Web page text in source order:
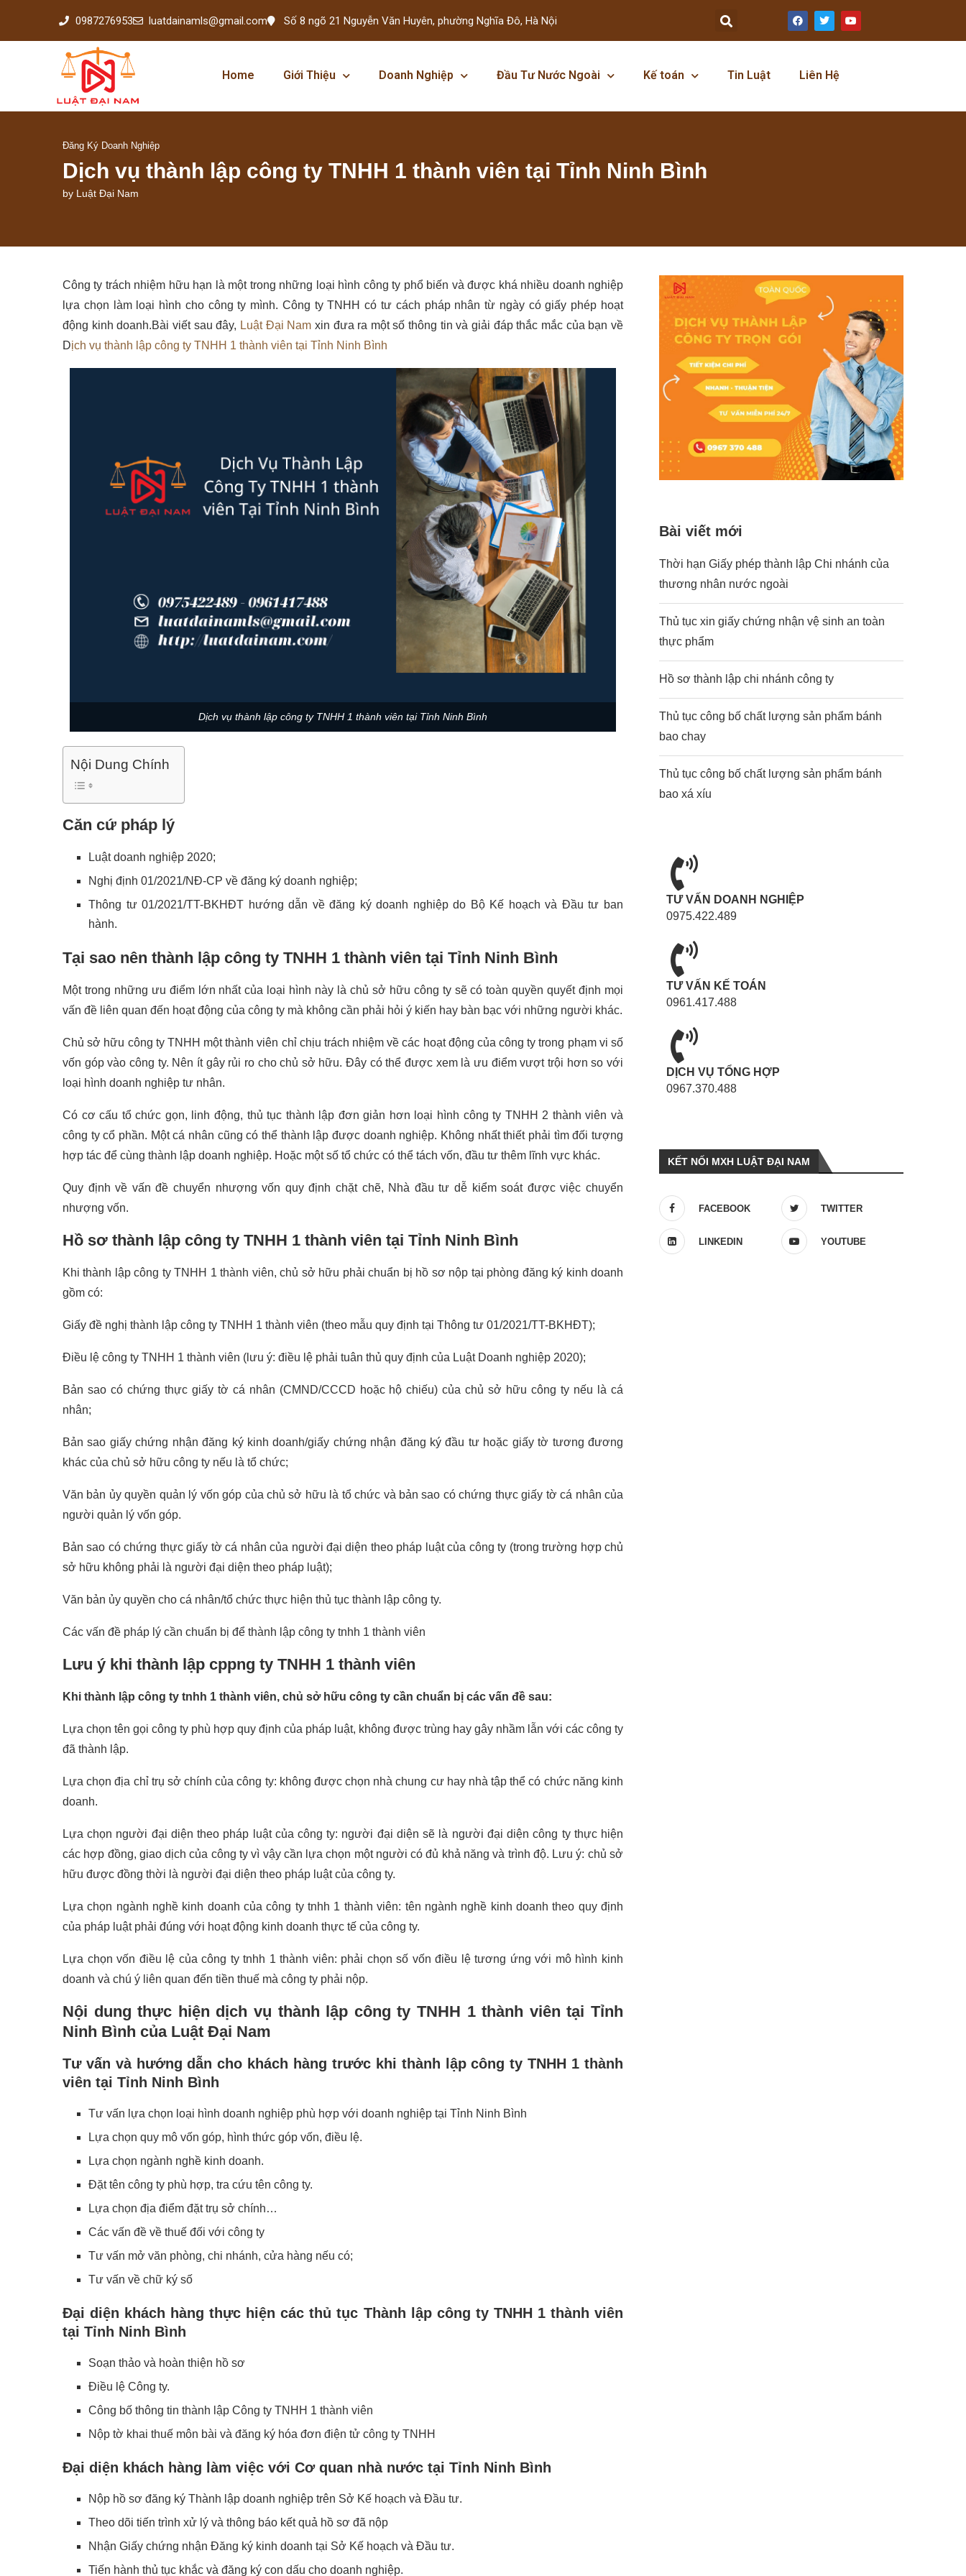
0987276953 luatdainamls@gmail.com Số 8 ngõ 21 Nguyễn Văn Huyên, phường Nghĩa Đô, Hà Nội
Home Giới Thiệu Doanh Nghiệp Đầu Tư Nước Ngoài Kế toán Tin Luật Liên Hệ
Đăng Ký Doanh Nghiệp
Dịch vụ thành lập công ty TNHH 1 thành viên tại Tỉnh Ninh Bình
by Luật Đại Nam
Công ty trách nhiệm hữu hạn là một trong những loại hình công ty phổ biến và được khá nhiều doanh nghiệp
lựa chọn làm loại hình cho công ty mình. Công ty TNHH có tư cách pháp nhân từ ngày có giấy phép hoạt
động kinh doanh.Bài viết sau đây, Luật Đại Nam xin đưa ra một số thông tin và giải đáp thắc mắc của bạn về
Dịch vụ thành lập công ty TNHH 1 thành viên tại Tỉnh Ninh Bình
Dịch vụ thành lập công ty TNHH 1 thành viên tại Tỉnh Ninh Bình
Nội Dung Chính
Căn cứ pháp lý
Luật doanh nghiệp 2020;
Nghị định 01/2021/NĐ-CP về đăng ký doanh nghiệp;
Thông tư 01/2021/TT-BKHĐT hướng dẫn về đăng ký doanh nghiệp do Bộ Kế hoạch và Đầu tư ban
hành.
Tại sao nên thành lập công ty TNHH 1 thành viên tại Tỉnh Ninh Bình
Một trong những ưu điểm lớn nhất của loại hình này là chủ sở hữu công ty sẽ có toàn quyền quyết định mọi
vấn đề liên quan đến hoạt động của công ty mà không cần phải hỏi ý kiến hay bàn bạc với những người khác.
Chủ sở hữu công ty TNHH một thành viên chỉ chịu trách nhiệm về các hoạt động của công ty trong phạm vi số
vốn góp vào công ty. Nên ít gây rủi ro cho chủ sở hữu. Đây có thể được xem là ưu điểm vượt trội hơn so với
loại hình doanh nghiệp tư nhân.
Có cơ cấu tổ chức gọn, linh động, thủ tục thành lập đơn giản hơn loại hình công ty TNHH 2 thành viên và
công ty cổ phần. Một cá nhân cũng có thể thành lập được doanh nghiệp. Không nhất thiết phải tìm đối tượng
hợp tác để cùng thành lập doanh nghiệp. Hoặc một số tổ chức có thể tách vốn, đầu tư thêm lĩnh vực khác.
Quy định về vấn đề chuyển nhượng vốn quy định chặt chẽ, Nhà đầu tư dễ kiểm soát được việc chuyển
nhượng vốn.
Hồ sơ thành lập công ty TNHH 1 thành viên tại Tỉnh Ninh Bình
Khi thành lập công ty TNHH 1 thành viên, chủ sở hữu phải chuẩn bị hồ sơ nộp tại phòng đăng ký kinh doanh
gồm có:
Giấy đề nghị thành lập công ty TNHH 1 thành viên (theo mẫu quy định tại Thông tư 01/2021/TT-BKHĐT);
Điều lệ công ty TNHH 1 thành viên (lưu ý: điều lệ phải tuân thủ quy định của Luật Doanh nghiệp 2020);
Bản sao có chứng thực giấy tờ cá nhân (CMND/CCCD hoặc hộ chiếu) của chủ sở hữu công ty nếu là cá
nhân;
Bản sao giấy chứng nhận đăng ký kinh doanh/giấy chứng nhận đăng ký đầu tư hoặc giấy tờ tương đương
khác của chủ sở hữu công ty nếu là tổ chức;
Văn bản ủy quyền quản lý vốn góp của chủ sở hữu là tổ chức và bản sao có chứng thực giấy tờ cá nhân của
người quản lý vốn góp.
Bản sao có chứng thực giấy tờ cá nhân của người đại diện theo pháp luật của công ty (trong trường hợp chủ
sở hữu không phải là người đại diện theo pháp luật);
Văn bản ủy quyền cho cá nhân/tổ chức thực hiện thủ tục thành lập công ty.
Các vấn đề pháp lý cần chuẩn bị để thành lập công ty tnhh 1 thành viên
Lưu ý khi thành lập cppng ty TNHH 1 thành viên
Khi thành lập công ty tnhh 1 thành viên, chủ sở hữu công ty cần chuẩn bị các vấn đề sau:
Lựa chọn tên gọi công ty phù hợp quy định của pháp luật, không được trùng hay gây nhầm lẫn với các công ty
đã thành lập.
Lựa chọn địa chỉ trụ sở chính của công ty: không được chọn nhà chung cư hay nhà tập thể có chức năng kinh
doanh.
Lựa chọn người đại diện theo pháp luật của công ty: người đại diện sẽ là người đại diện công ty thực hiện
các hợp đồng, giao dịch của công ty vì vậy cần lựa chọn một người có đủ khả năng và trình độ. Lưu ý: chủ sở
hữu được đồng thời là người đại diện theo pháp luật của công ty.
Lựa chọn ngành nghề kinh doanh của công ty tnhh 1 thành viên: tên ngành nghề kinh doanh theo quy định
của pháp luật phải đúng với hoạt động kinh doanh thực tế của công ty.
Lựa chọn vốn điều lệ của công ty tnhh 1 thành viên: phải chọn số vốn điều lệ tương ứng với mô hình kinh
doanh và chú ý liên quan đến tiền thuế mà công ty phải nộp.
Nội dung thực hiện dịch vụ thành lập công ty TNHH 1 thành viên tại Tỉnh
Ninh Bình của Luật Đại Nam
Tư vấn và hướng dẫn cho khách hàng trước khi thành lập công ty TNHH 1 thành
viên tại Tỉnh Ninh Bình
Tư vấn lựa chọn loại hình doanh nghiệp phù hợp với doanh nghiệp tại Tỉnh Ninh Bình
Lựa chọn quy mô vốn góp, hình thức góp vốn, điều lệ.
Lựa chọn ngành nghề kinh doanh.
Đặt tên công ty phù hợp, tra cứu tên công ty.
Lựa chọn địa điểm đặt trụ sở chính…
Các vấn đề về thuế đối với công ty
Tư vấn mở văn phòng, chi nhánh, cửa hàng nếu có;
Tư vấn về chữ ký số
Đại diện khách hàng thực hiện các thủ tục Thành lập công ty TNHH 1 thành viên
tại Tỉnh Ninh Bình
Soạn thảo và hoàn thiện hồ sơ
Điều lệ Công ty.
Công bố thông tin thành lập Công ty TNHH 1 thành viên
Nộp tờ khai thuế môn bài và đăng ký hóa đơn điện tử công ty TNHH
Đại diện khách hàng làm việc với Cơ quan nhà nước tại Tỉnh Ninh Bình
Nộp hồ sơ đăng ký Thành lập doanh nghiệp trên Sở Kế hoạch và Đầu tư.
Theo dõi tiến trình xử lý và thông báo kết quả hồ sơ đã nộp
Nhận Giấy chứng nhận Đăng ký kinh doanh tại Sở Kế hoạch và Đầu tư.
Tiến hành thủ tục khắc và đăng ký con dấu cho doanh nghiệp.
Bài viết mới
Thời hạn Giấy phép thành lập Chi nhánh của
thương nhân nước ngoài
Thủ tục xin giấy chứng nhận vệ sinh an toàn
thực phẩm
Hồ sơ thành lập chi nhánh công ty
Thủ tục công bố chất lượng sản phẩm bánh
bao chay
Thủ tục công bố chất lượng sản phẩm bánh
bao xá xíu
TƯ VẤN DOANH NGHIỆP
0975.422.489
TƯ VẤN KẾ TOÁN
0961.417.488
DỊCH VỤ TỔNG HỢP
0967.370.488
KẾT NỐI MXH LUẬT ĐẠI NAM
FACEBOOK TWITTER
LINKEDIN YOUTUBE